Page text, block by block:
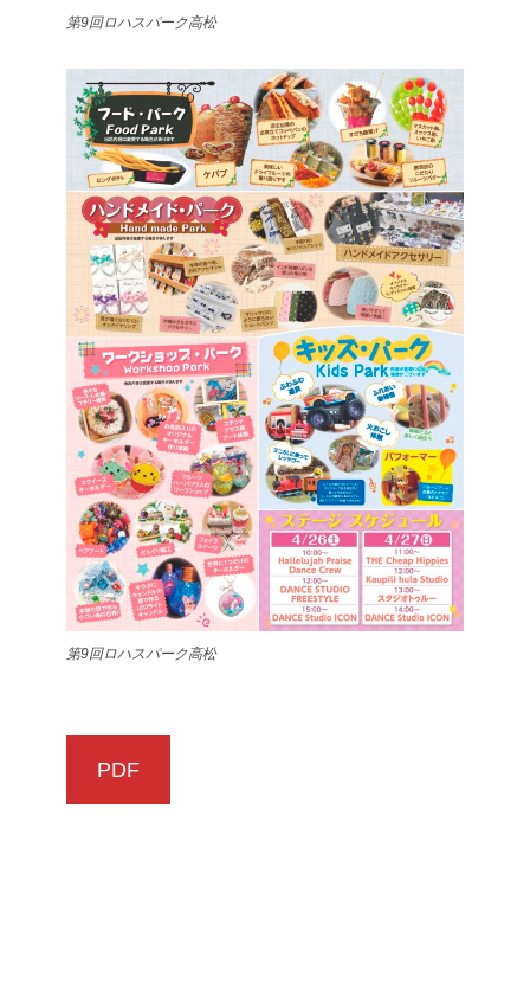
第9回ロハスパーク高松
第9回ロハスパーク高松
PDF